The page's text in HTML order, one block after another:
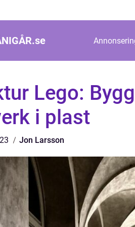
se
Lego:
i plast
Jon Larsson